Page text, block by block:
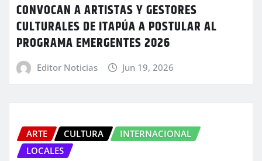
CONVOCAN A ARTISTAS Y GESTORES
CULTURALES DE ITAPÚA A POSTULAR AL
PROGRAMA EMERGENTES 2026
Editor Noticias Jun 19, 2026
ARTE CULTURA
INTERNACIONAL
LOCALES